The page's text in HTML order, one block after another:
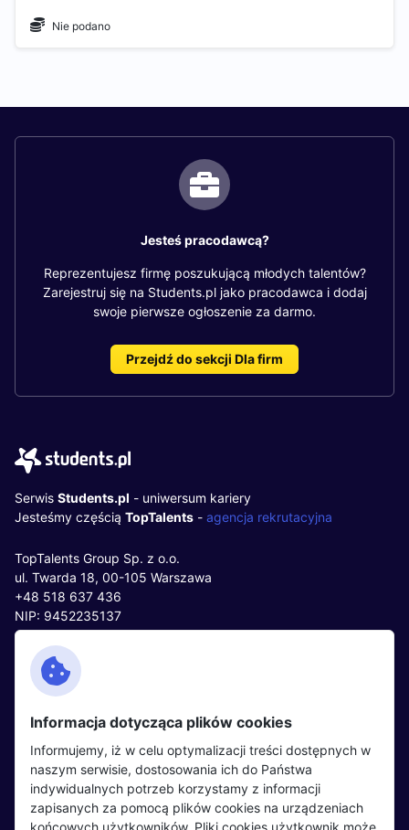
Nie podano
Jesteś pracodawcą?
Reprezentujesz firmę poszukującą młodych talentów?
Zarejestruj się na Students.pl jako pracodawca i dodaj
swoje pierwsze ogłoszenie za darmo.
Przejdź do sekcji Dla firm
Serwis Students.pl - uniwersum kariery
Jesteśmy częścią TopTalents - agencja rekrutacyjna
TopTalents Group Sp. z o.o.
ul. Twarda 18, 00-105 Warszawa
+48 518 637 436
NIP: 9452235137
Kontakt
Facebook
Twitter
LinkedIn
Partnerzy
Wydarzenia
Kandydaci Pracodawcy
Informacja dotycząca plików cookies
Informujemy, iż w celu optymalizacji treści dostępnych w
naszym serwisie, dostosowania ich do Państwa
indywidualnych potrzeb korzystamy z informacji
zapisanych za pomocą plików cookies na urządzeniach
końcowych użytkowników. Pliki cookies użytkownik może